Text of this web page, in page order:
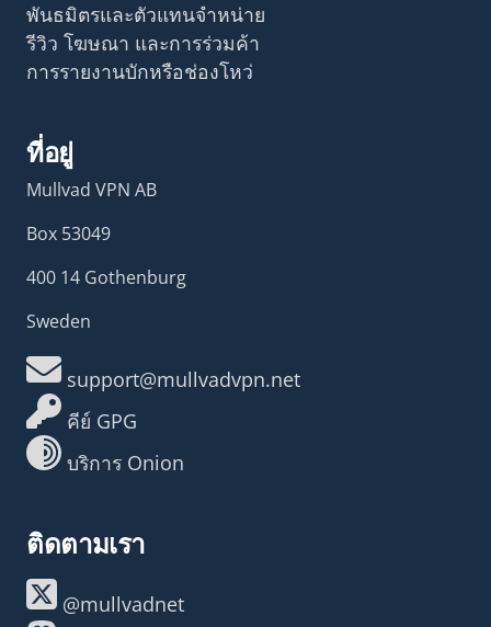
พันธมิตรและตัวแทนจำหน่าย
รีวิว โฆษณา และการร่วมค้า
การรายงานบักหรือช่องโหว่
ที่อยู่
Mullvad VPN AB
Box 53049
400 14 Gothenburg
Sweden
support@mullvadvpn.net
คีย์ GPG
บริการ Onion
ติดตามเรา
@mullvadnet